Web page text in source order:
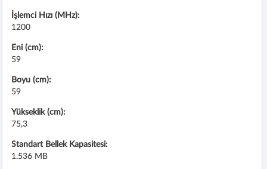
İşlemci Hızı (MHz):
1200
Eni (cm):
59
Boyu (cm):
59
Yükseklik (cm):
75,3
Standart Bellek Kapasitesi:
1.536 MB